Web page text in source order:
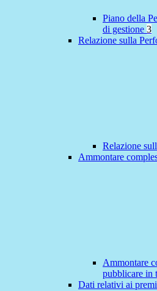
Piano della
di gestione 3
Relazione sulla
Relazione
Ammontare
Ammontare
pubblicare in
Dati relativi ai premi